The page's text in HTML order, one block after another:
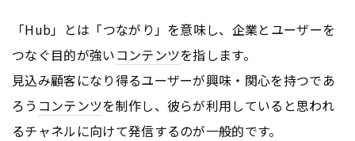
「Hub」とは「つながり」を意味し、企業とユーザーを
つなぐ目的が強いコンテンツを指します。
見込み顧客になり得るユーザーが興味・関心を持つであ
ろう コンテンツを制作し、彼らが利用していると思われ
るチャネルに向けて発信するのが一般的です。